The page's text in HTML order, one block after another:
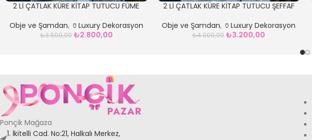
2 Lİ ÇATLAK KÜRE KİTAP TUTUCU FÜME
Obje ve Şamdan, 🏺Luxury Dekorasyon
₺3.500,00 ₺2.800,00
2 Lİ ÇATLAK KÜRE KİTAP TUTUCU ŞEFFAF
Obje ve Şamdan, 🏺Luxury Dekorasyon
₺4.000,00 ₺3.200,00
Ponçik Mağaza
1. İkitelli Cad. No:21, Halkalı Merkez,